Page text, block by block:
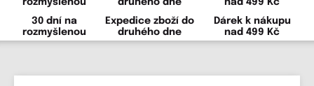
30 dní na
rozmyšlenou
Expedice zboží do
druhého dne
Dárek k nákupu
nad 499 Kč